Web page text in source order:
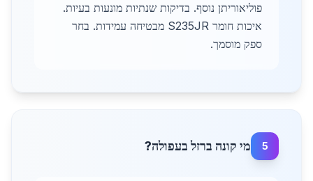
פוליאוריתן נוסף. בדיקות שנתיות מונעות בעיות.
איכות חומר S235JR מבטיחה עמידות. בחר
ספק מוסמך.
5 מי קונה ברזל בעפולה?